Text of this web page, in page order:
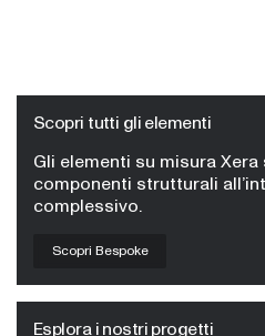
Scopri tutti gli elementi
Gli elementi su misura
componenti strutturali
complessivo.
Scopri Bespoke
Esplora i nostri progetti